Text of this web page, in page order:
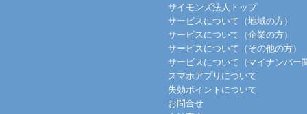
サイモンズ法人トップ
サービスについて（地域の方）
サービスについて（企業の方）
サービスについて（その他の方）
サービスについて（マイナンバー
スマホアプリについて
失効ポイントについて
お問合せ